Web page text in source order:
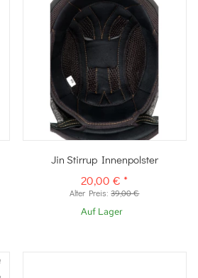
Schnellkauf
Jin Stirrup Innenpolster
20,00 €*
Alter Preis:39,00 €
Auf Lager